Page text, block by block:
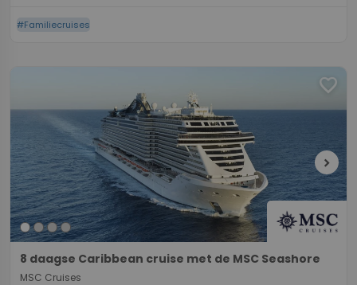
#Familiecruises
favorite
chevron_right
8 daagse Caribbean cruise met de MSC Seashore
MSC Cruises